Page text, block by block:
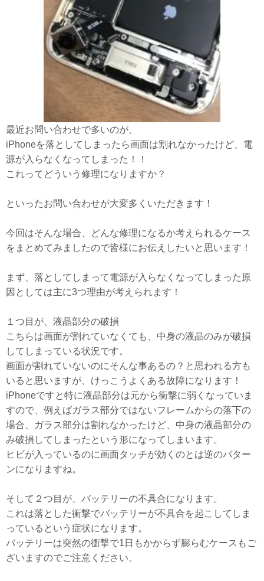
最近お問い合わせで多いのが、
iPhoneを落としてしまったら画面は割れなかったけど、電
源が入らなくなってしまった！！
これってどういう修理になりますか？
といったお問い合わせが大変多くいただきます！
今回はそんな場合、どんな修理になるか考えられるケース
をまとめてみましたので皆様にお伝えしたいと思います！
まず、落としてしまって電源が入らなくなってしまった原
因としては主に3つ理由が考えられます！
１つ目が、液晶部分の破損
こちらは画面が割れていなくても、中身の液晶のみが破損
してしまっている状況です。
画面が割れていないのにそんな事あるの？と思われる方も
いると思いますが、けっこうよくある故障になります！
iPhoneですと特に液晶部分は元から衝撃に弱くなっていま
すので、例えばガラス部分ではないフレームからの落下の
場合、ガラス部分は割れなかったけど、中身の液晶部分の
み破損してしまったという形になってしまいます。
ヒビが入っているのに画面タッチが効くのとは逆のパター
ンになりますね。
そして２つ目が、バッテリーの不具合になります。
これは落とした衝撃でバッテリーが不具合を起こしてしま
っているという症状になります。
バッテリーは突然の衝撃で1日もかからず膨らむケースもご
ざいますのでご注意ください。